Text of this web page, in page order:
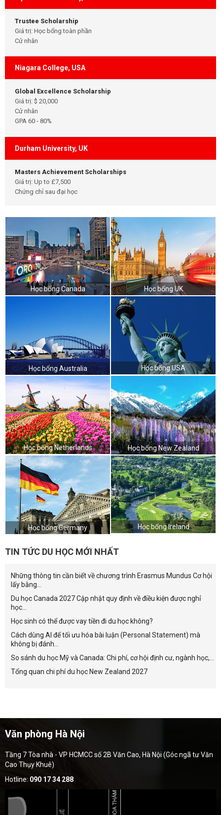
Trustee Scholarship
Giá trị: Học bổng toàn phần
Cử nhân
Niagara College, USA
Global Excellence Scholarship
Giá trị: $ 20,000
Cử nhân
GPA 60 - 80%
Durham University, UK
Masters Achievement Scholarships
Giá trị: Up to £7,500
Chứng chỉ sau đại học
Học bổng Canada Học bổng UK
Học bổng Australia Học bổng USA
Học bổng Netherlands Học bổng New Zealand
Học bổng Germany Học bổng Ireland
TIN TỨC DU HỌC MỚI NHẤT
Những thông tin cần biết về chương trình Erasmus Mundus Cơ hội
lấy bằng...
Du học Canada 2027 Cập nhật quy định về điều kiện được nghỉ
học...
Học sinh có thể được vay tiền đi du học không?
Cách dùng AI để tối ưu hóa bài luận (Personal Statement) mà
không bị đánh...
So sánh du học Mỹ và Canada: Chi phí, cơ hội định cư, ngành học,...
Tổng quan chi phí du học New Zealand 2027
Văn phòng Hà Nội
Tầng 7 Tòa nhà - VP HCMCC số 2B Văn Cao, Hà Nội (Góc ngã tư Văn
Cao Thụy Khuê)
Hotline: 090 17 34 288